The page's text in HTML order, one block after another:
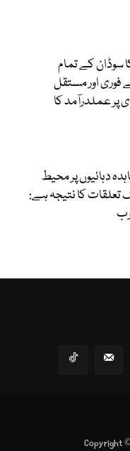
سوڈان کے تمام
فوری اور مستقل
عملدرآمد کا
دہائیوں پر محیط
تعلقات کا نتیجہ ہے:
Copyright